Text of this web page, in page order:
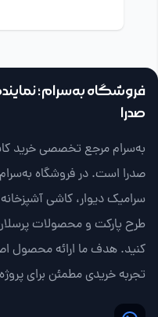
فروشگاه به‌سرام؛
صدرا
به‌سرام مرجع تخصصی خرید
صدرا است. در فروشگاه
سرامیک دیوار، کاشی
طرح پارکت و محصولات
کنید. هدف ما ارائه محصول
تجربه خریدی مطمئن برای